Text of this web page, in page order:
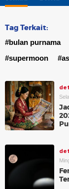
Tag Terkait:
#bulan purnama
#supermoon